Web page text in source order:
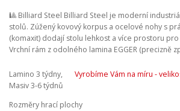
🎱 Billiard Steel Billiard Steel je moderní
stolů. Zúžený kovový korpus a ocelové nohy s
(komaxit) dodají stolu lehkost a více prostoru
Vrchní rám z odolného lamina EGGER (precizně
Lamino 3 týdny,
Masiv 3-6 týdnů
Vyrobíme Vám na míru -
Rozměry hrací plochy